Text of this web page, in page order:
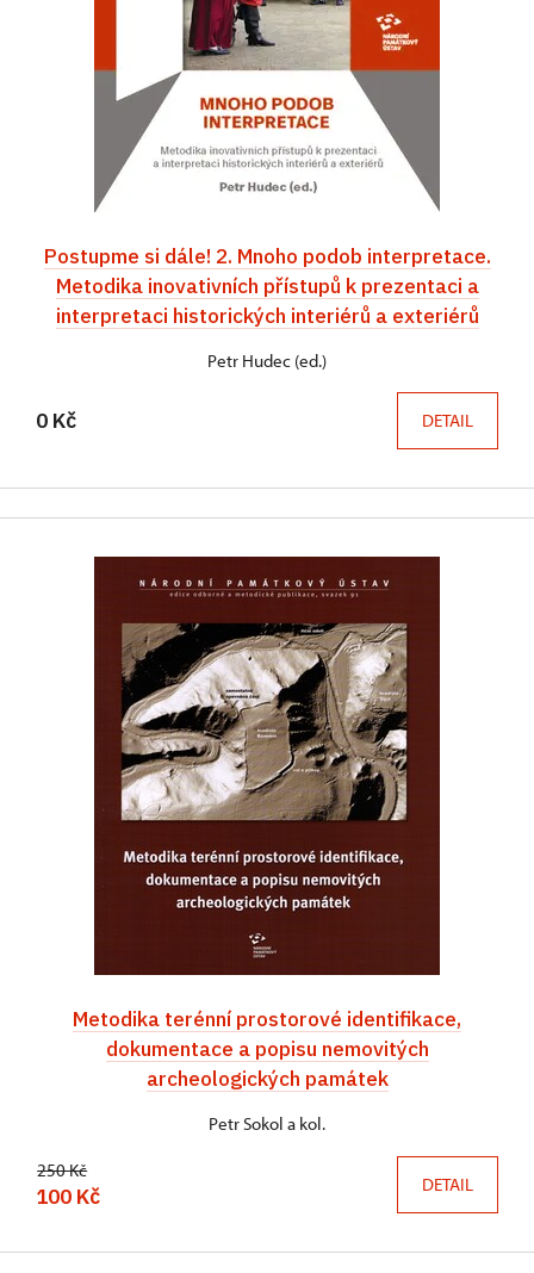
Postupme si dále! 2. Mnoho podob interpretace.
Metodika inovativních přístupů k prezentaci a
interpretaci historických interiérů a exteriérů
Petr Hudec (ed.)
0 Kč DETAIL
Metodika terénní prostorové identifikace,
dokumentace a popisu nemovitých
archeologických památek
Petr Sokol a kol.
250 Kč
100 Kč DETAIL